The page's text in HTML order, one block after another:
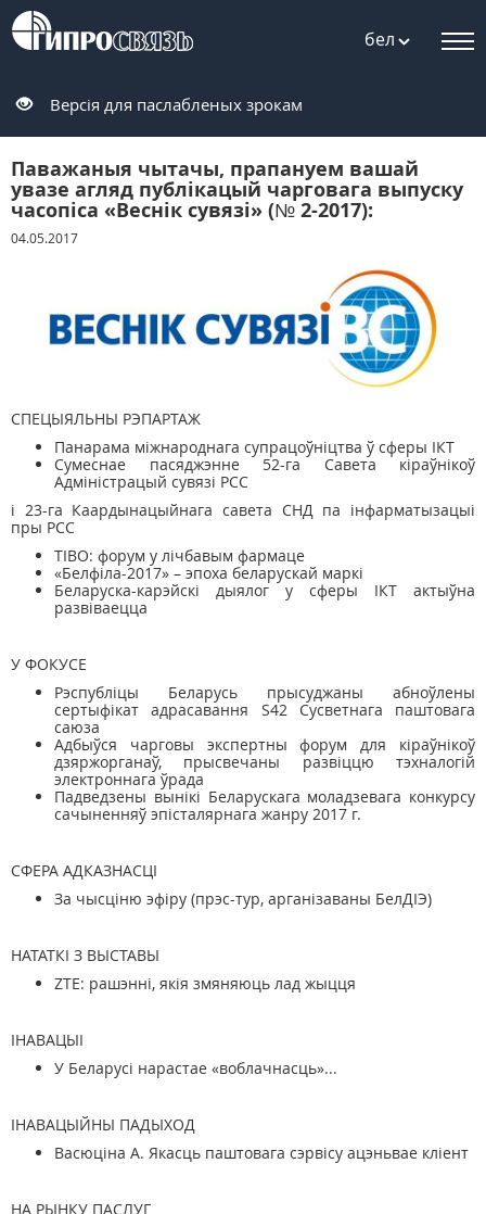
бел
Версія для паслабленых зрокам
Паважаныя чытачы, прапануем вашай
увазе агляд публікацый чарговага выпуску
часопіса «Веснiк сувязi» (№ 2-2017):
04.05.2017
СПЕЦЫЯЛЬНЫ РЭПАРТАЖ
Панарама міжнароднага супрацоўніцтва ў сферы ІКТ
Сумеснае пасяджэнне 52-га Савета кіраўнікоў
Адміністрацый сувязі РСС
і 23-га Каардынацыйнага савета СНД па інфарматызацыі
пры РСС
TIBO: форум у лічбавым фармаце
«Белфіла-2017» – эпоха беларускай маркі
Беларуска-карэйскі дыялог у сферы ІКТ актыўна
развіваецца
У ФОКУСЕ
Рэспубліцы Беларусь прысуджаны абноўлены
сертыфікат адрасавання S42 Сусветнага паштовага
саюза
Адбыўся чарговы экспертны форум для кіраўнікоў
дзяржорганаў, прысвечаны развіццю тэхналогій
электроннага ўрада
Падведзены вынікі Беларускага моладзевага конкурсу
сачыненняў эпісталярнага жанру 2017 г.
СФЕРА АДКАЗНАСЦІ
За чысціню эфіру (прэс-тур, арганізаваны БелДІЭ)
НАТАТКІ З ВЫСТАВЫ
ZTE: рашэнні, якія змяняюць лад жыцця
ІНАВАЦЫІ
У Беларусі нарастае «воблачнасць»...
ІНАВАЦЫЙНЫ ПАДЫХОД
Васюціна А. Якасць паштовага сэрвісу ацэньвае кліент
НА РЫНКУ ПАСЛУГ